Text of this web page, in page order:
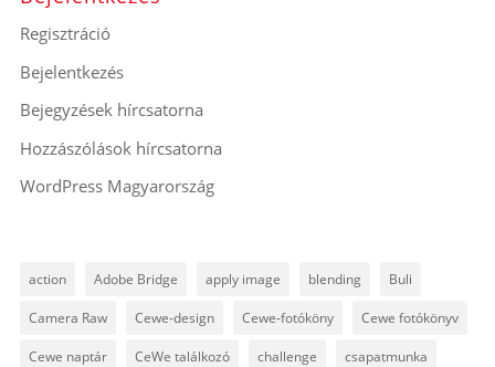
Regisztráció
Bejelentkezés
Bejegyzések hírcsatorna
Hozzászólások hírcsatorna
WordPress Magyarország
action Adobe Bridge apply image blending Buli
Camera Raw Cewe-design Cewe-fotóköny Cewe fotókönyv
Cewe naptár CeWe találkozó challenge csapatmunka